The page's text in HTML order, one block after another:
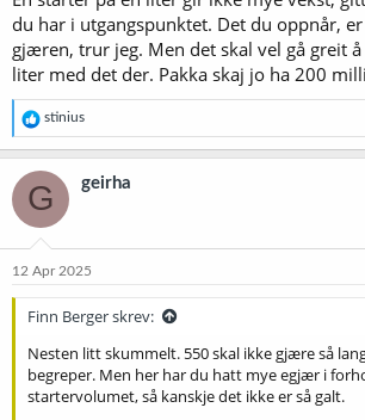
du har i utgangspunktet. Det du oppnår,
gjæren, trur jeg. Men det skal vel gå greit
liter med det der. Pakka skaj jo ha 200
R
e
a
k
s
j
o
e
stinius
G geirha
12 Apr 2025
Finn Berger skrev:
Nesten litt skummelt. 550 skal ikke gjære så
begreper. Men her har du hatt mye egjær i
startervolumet, så kanskje det ikke er så galt.